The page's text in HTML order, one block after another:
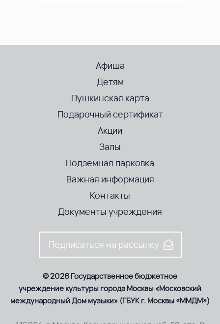
Афиша
Детям
Пушкинская карта
Подарочный сертификат
Акции
Залы
Подземная парковка
Важная информация
Контакты
Документы учреждения
Подписаться на рассылку
© 2026 Государственное бюджетное
учреждение культуры города Москвы «Московский
международный Дом музыки» (ГБУК г. Москвы «ММДМ»)